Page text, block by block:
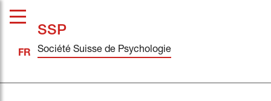
SSP
Société Suisse de Psychologie